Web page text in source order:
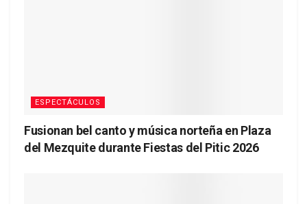
ESPECTÁCULOS
Fusionan bel canto y música norteña en Plaza
del Mezquite durante Fiestas del Pitic 2026